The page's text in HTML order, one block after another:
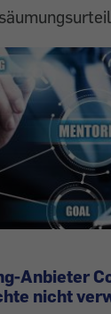
Anbieter
nicht